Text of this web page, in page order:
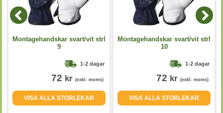
Montagehandskar svart/vit strl
9
1-2 dagar
72 kr (exkl. moms)
VISA ALLA STORLEKAR
Montagehandskar svart/vit strl
10
1-2 dagar
72 kr (exkl. moms)
VISA ALLA STORLEKAR